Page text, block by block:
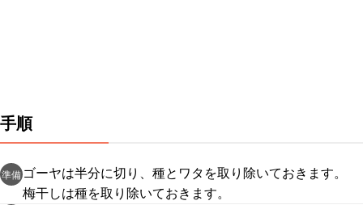
手順
準備 ゴーヤは半分に切り、種とワタを取り除いておきます。
梅干しは種を取り除いておきます。